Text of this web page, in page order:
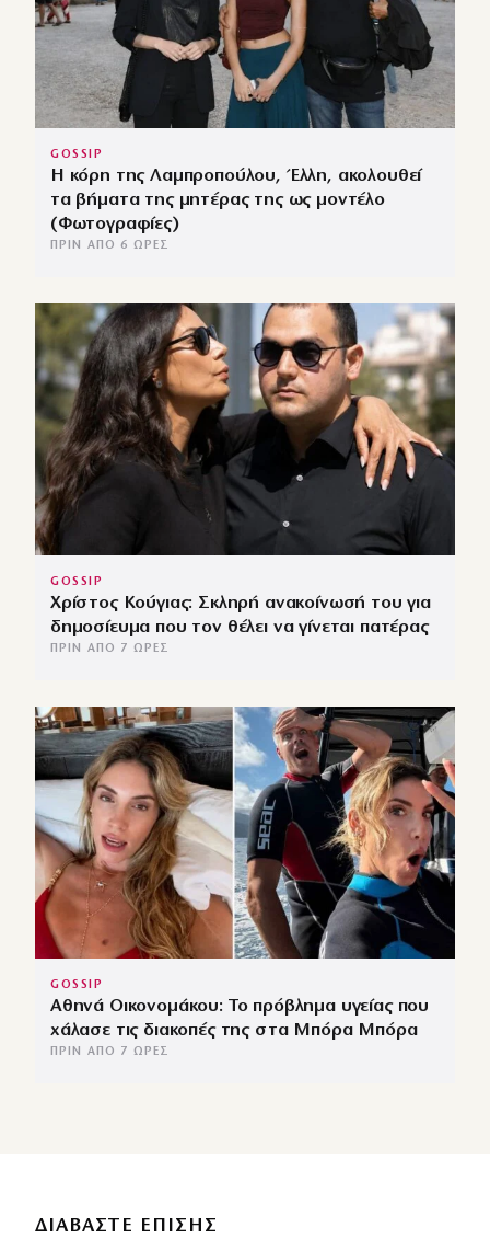
GOSSIP
Η κόρη της Λαμπροπούλου, Έλλη, ακολουθεί
τα βήματα της μητέρας της ως μοντέλο
(Φωτογραφίες)
ΠΡΙΝ ΑΠΌ 6 ΏΡΕΣ
GOSSIP
Χρίστος Κούγιας: Σκληρή ανακοίνωσή του για
δημοσίευμα που τον θέλει να γίνεται πατέρας
ΠΡΙΝ ΑΠΌ 7 ΏΡΕΣ
GOSSIP
Αθηνά Οικονομάκου: Το πρόβλημα υγείας που
χάλασε τις διακοπές της στα Μπόρα Μπόρα
ΠΡΙΝ ΑΠΌ 7 ΏΡΕΣ
ΔΙΑΒΑΣΤΕ ΕΠΙΣΗΣ